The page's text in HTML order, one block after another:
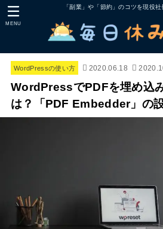
「副業」や「節約」のコツを現役社
MENU
WordPressの使い方 2020.06.18
WordPressでPDFを埋め込
は？「PDF Embedder」の